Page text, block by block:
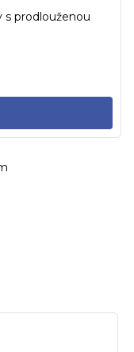
s prodlouženou